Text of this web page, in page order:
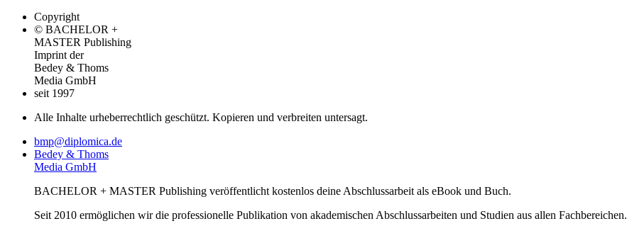
Copyright
© BACHELOR +
MASTER Publishing
Imprint der
Bedey & Thoms
Media GmbH
seit 1997
Alle Inhalte urheberrechtlich geschützt. Kopieren und verbreiten untersagt.
bmp@diplomica.de
Bedey & Thoms
Media GmbH
BACHELOR + MASTER Publishing veröffentlicht kostenlos deine Abschlussarbeit als eBook und Buch.
Seit 2010 ermöglichen wir die professionelle Publikation von akademischen Abschlussarbeiten und Studien aus allen Fachbereichen.